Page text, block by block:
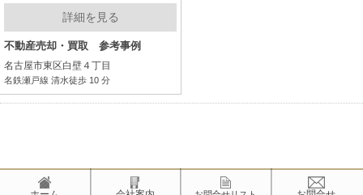
詳細を見る
不動産売却・買取 参考事例
名古屋市東区白壁４丁目
名鉄瀬戸線 清水徒歩 10 分